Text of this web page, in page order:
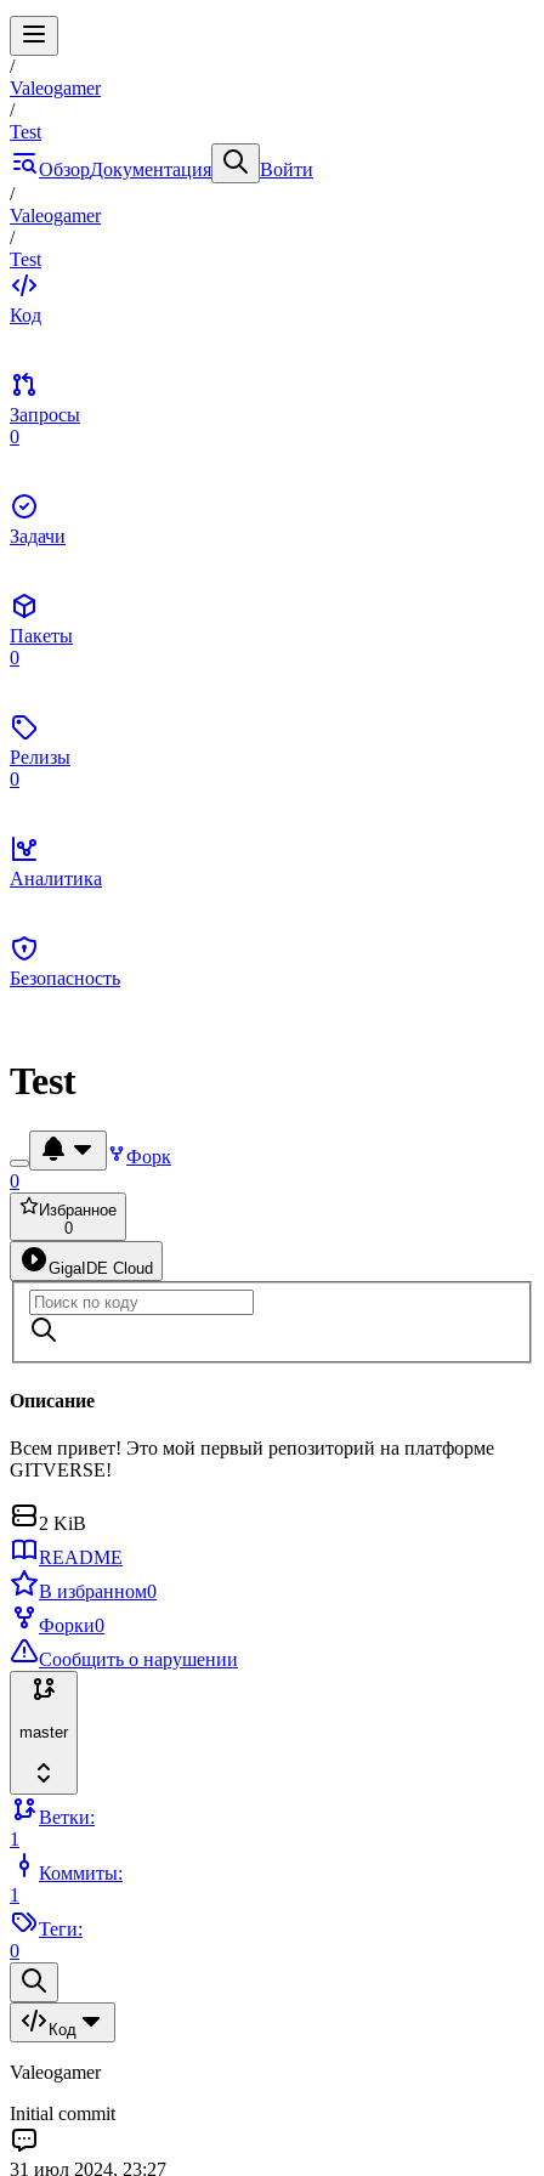
/
Valeogamer
/
Test
ОбзорДокументация
Войти
/
Valeogamer
/
Test
Код
Запросы
0
Задачи
Пакеты
0
Релизы
0
Аналитика
Безопасность
Test
Форк
0
Избранное
0
GigaIDE Cloud
Описание
Всем привет! Это мой первый репозиторий на платформе
GITVERSE!
2 KiB
README
В избранном0
Форки0
Сообщить о нарушении
master
Ветки:
1
Коммиты:
1
Теги:
0
Код
Valeogamer
Initial commit
31 июл 2024, 23:27